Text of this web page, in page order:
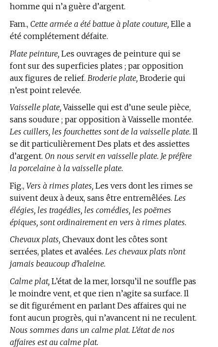
homme qui n’a guère d’argent.
Fam., Cette armée a été battue à plate couture, Elle a
été complétement défaite.
Plate peinture, Les ouvrages de peinture qui se
font sur des superficies plates ; par opposition
aux figures de relief. Broderie plate, Broderie qui
n’est point relevée.
Vaisselle plate,Vaisselle qui est d’une seule pièce,
sans soudure ; par opposition à Vaisselle montée.
Les cuillers, les fourchettes sont de la vaisselle plate. Il
se dit particulièrement Des plats et des assiettes
d’argent. On nous servit en vaisselle plate. Je préfère
la porcelaine à la vaisselle plate.
Fig., Vers à rimes plates, Les vers dont les rimes se
suivent deux à deux, sans être entremêlées. Les
élégies, les tragédies, les comédies, les poëmes
épiques, sont ordinairement en vers à rimes plates.
Chevaux plats, Chevaux dont les côtes sont
serrées, plates et avalées. Les chevaux plats n’ont
jamais beaucoup d’haleine.
Calme plat, L’état de la mer, lorsqu’il ne souffle pas
le moindre vent, et que rien n’agite sa surface. Il
se dit figurément en parlant Des affaires qui ne
font aucun progrès, qui n’avancent ni ne reculent.
Nous sommes dans un calme plat. L’état de nos
affaires est au calme plat.